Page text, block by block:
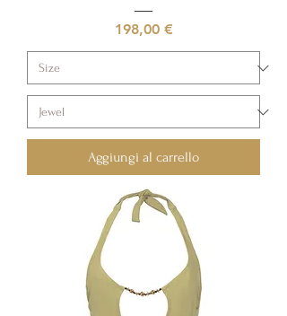
Prezzo
198,00 €
Aggiungi al carrello